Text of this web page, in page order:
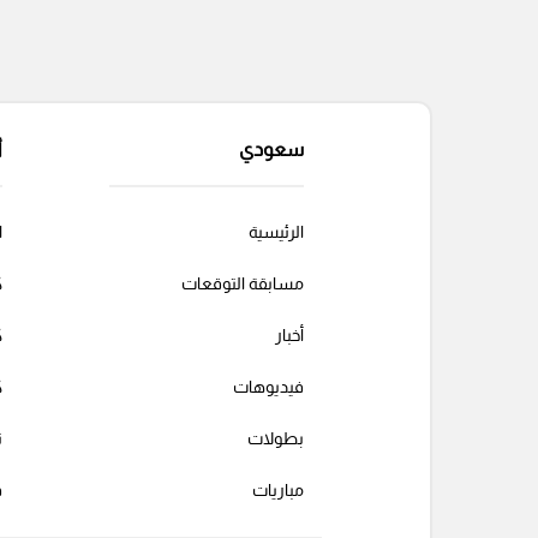
سعودي
الرئيسية
مسابقة التوقعات
أخبار
فيديوهات
بطولات
مباريات